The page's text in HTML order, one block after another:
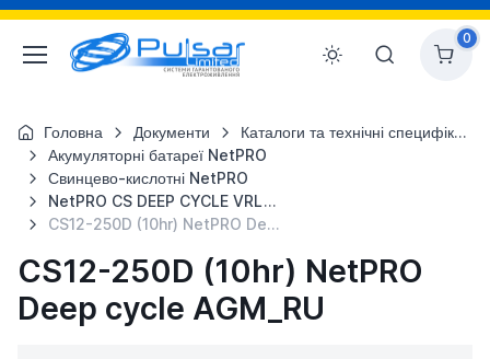
0
Головна Документи
Каталоги та технічні специфікації
Акумуляторні батареї NetPRO
Свинцево-кислотні NetPRO
NetPRO CS DEEP CYCLE VRLA AGM
CS12-250D (10hr) NetPRO Deep cycle AGM_RU
CS12-250D (10hr) NetPRO
Deep cycle AGM_RU